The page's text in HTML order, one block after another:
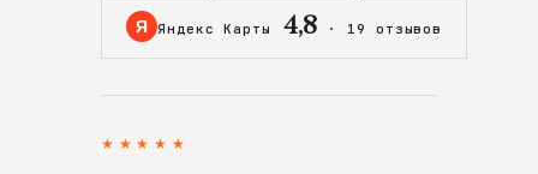
Я Яндекс Карты 4,8 · 19 отзывов
★★★★★